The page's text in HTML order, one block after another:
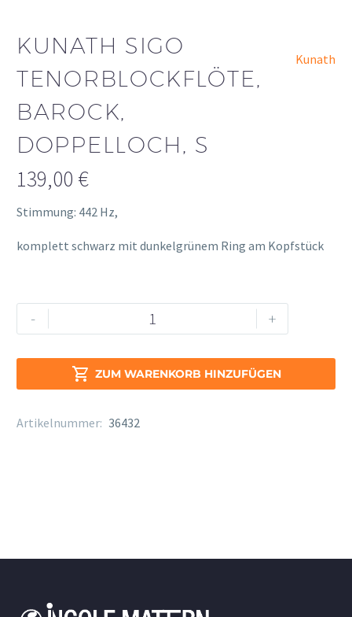
KUNATH SIGO
TENORBLOCKFLÖTE,
BAROCK,
DOPPELLOCH, S
Kunath
139,00 €
Stimmung: 442 Hz,
komplett schwarz mit dunkelgrünem Ring am Kopfstück
-
Kunath
Sigo
Doppelloch,
Menge
+
 ZUM WARENKORB HINZUFÜGEN
Alternative:
Artikelnummer: 36432